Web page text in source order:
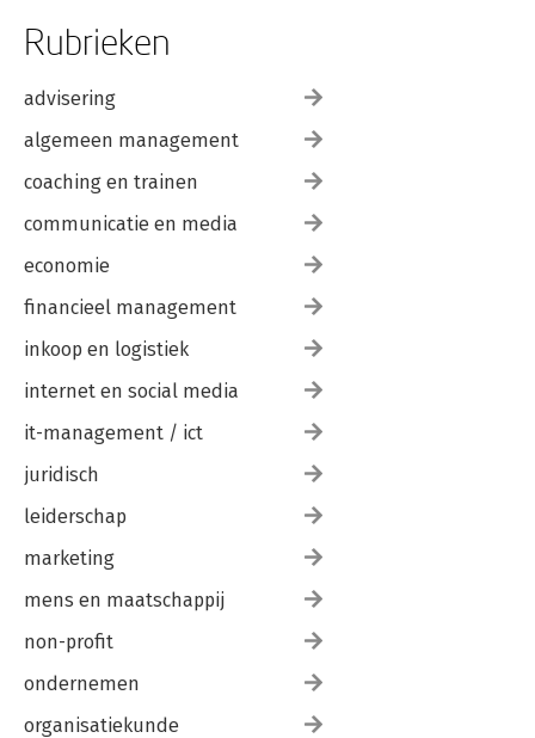
Rubrieken
advisering
algemeen management
coaching en trainen
communicatie en media
economie
financieel management
inkoop en logistiek
internet en social media
it-management / ict
juridisch
leiderschap
marketing
mens en maatschappij
non-profit
ondernemen
organisatiekunde